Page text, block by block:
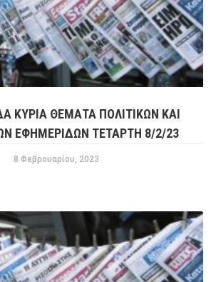
ΚΥΡΙΑ ΘΕΜΑΤΑ ΠΟΛΙΤΙΚΩΝ ΚΑΙ
ΕΦΗΜΕΡΙΔΩΝ ΤΕΤΑΡΤΗ 8/2/23
8 Φεβρουαρίου, 2023